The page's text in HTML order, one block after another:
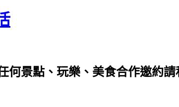
何景點、玩樂、美食合作邀約